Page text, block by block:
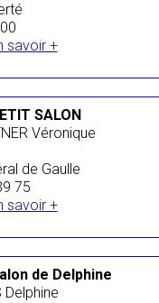
savoir +
SALON
Véronique
de Gaulle
75
savoir +
de Delphine